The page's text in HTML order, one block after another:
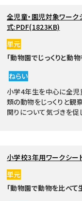
全児童・園児対象ワーク
式:PDF(1823KB)
単元
「動物園でじっくりと動
ねらい
小学4年生を中心に全児
類の動物をじっくりと観
関りについて気づきを促
小学校3年用ワークシー
単元
「動物園で動物を比べて